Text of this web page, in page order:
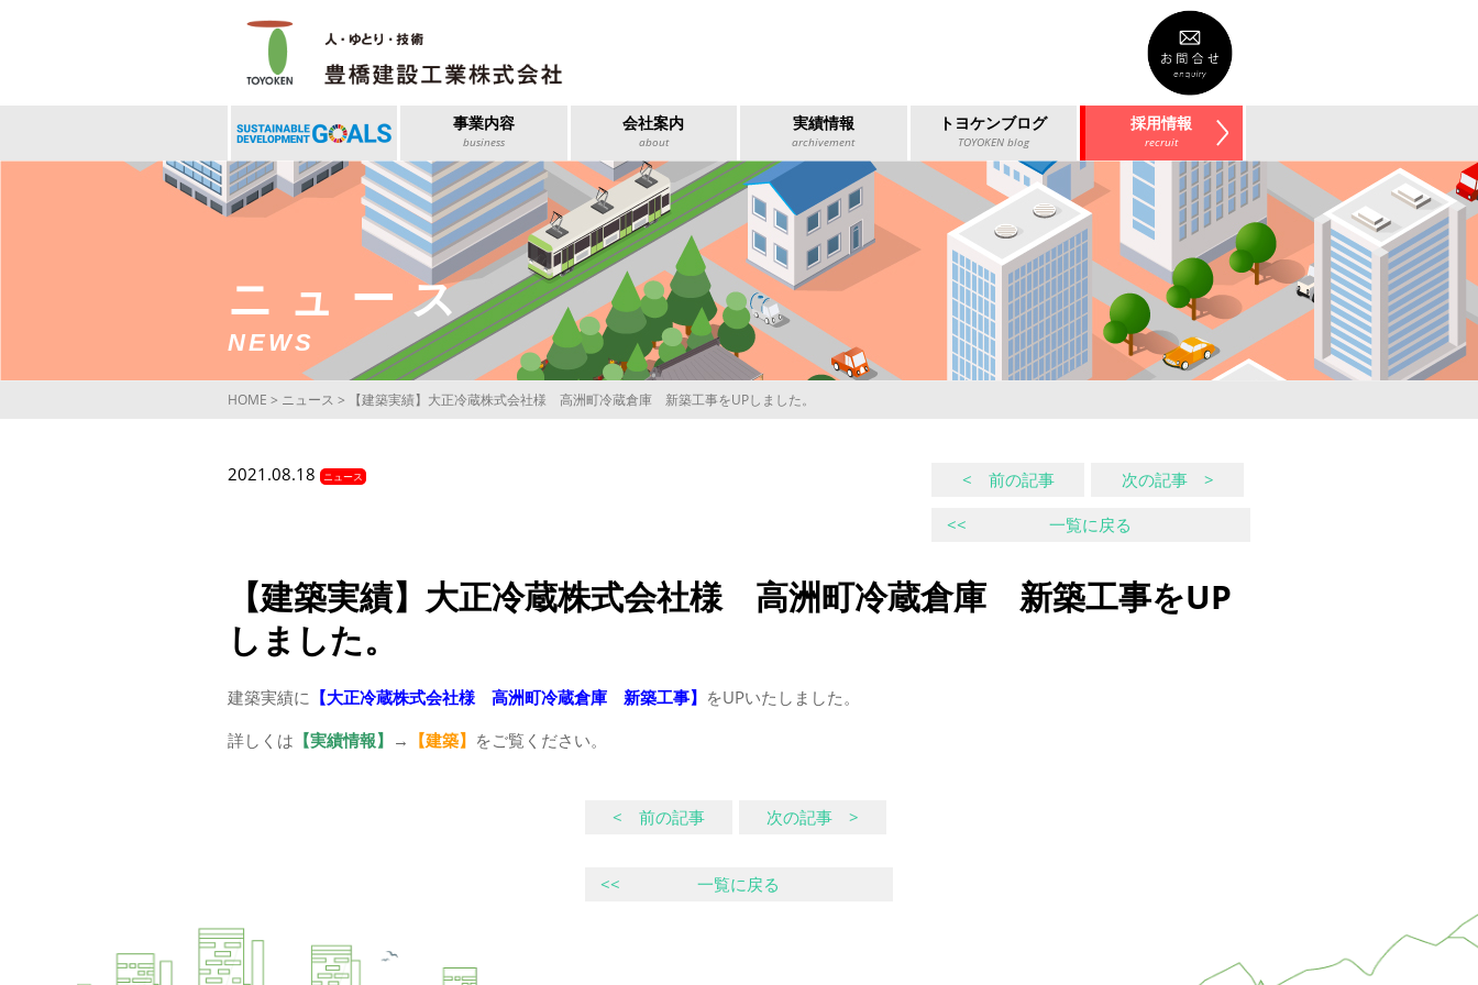
事業内容
business
会社案内
about
実績情報
archivement
トヨケンブログ
TOYOKEN blog
採用情報
recruit
ニュース
NEWS
HOME > ニュース > 【建築実績】大正冷蔵株式会社様 高洲町冷蔵倉庫 新築工事をUPしました。
2021.08.18 ニュース < 前の記事 次の記事 >
<< 一覧に戻る
【建築実績】大正冷蔵株式会社様 高洲町冷蔵倉庫 新築工事をUP
しました。
建築実績に 【大正冷蔵株式会社様 高洲町冷蔵倉庫 新築工事】 をUPいたしました。
詳しくは 【実績情報】 → 【建築】 をご覧ください。
< 前の記事 次の記事 >
<< 一覧に戻る